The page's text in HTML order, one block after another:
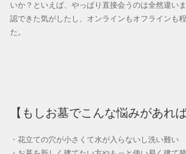
いか？といえば、やっぱり直接会うのは全然違い
認できた気がしたし、オンラインもオフラインも
た。
【もしお墓でこんな悩みがあれ
・花立ての穴が小さくて水が入らないし洗い難い